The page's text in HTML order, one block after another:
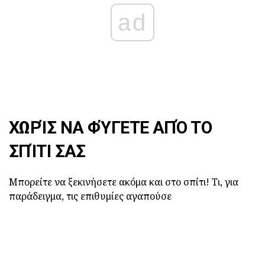
ad
ΧΩΡΊΣ ΝΑ ΦΎΓΕΤΕ ΑΠΌ ΤΟ
ΣΠΊΤΙ ΣΑΣ
Μπορείτε να ξεκινήσετε ακόμα και στο σπίτι! Τι, για
παράδειγμα, τις επιθυμίες αγαπούσε